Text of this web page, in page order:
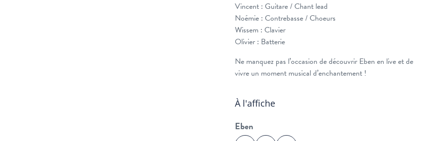
Vincent : Guitare / Chant lead
Noémie : Contrebasse / Choeurs
Wissem : Clavier
Olivier : Batterie
Ne manquez pas l’occasion de découvrir Eben en live et de
vivre un moment musical d’enchantement !
À l'affiche
Eben